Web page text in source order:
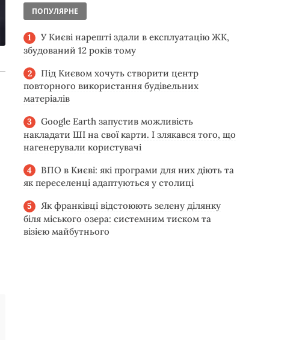
ПОПУЛЯРНЕ
У Києві нарешті здали в експлуатацію ЖК,
збудований 12 років тому
Під Києвом хочуть створити центр
повторного використання будівельних
матеріалів
Google Earth запустив можливість
накладати ШІ на свої карти. І злякався того, що
нагенерували користувачі
ВПО в Києві: які програми для них діють та
як переселенці адаптуються у столиці
Як франківці відстоюють зелену ділянку
біля міського озера: системним тиском та
візією майбутнього